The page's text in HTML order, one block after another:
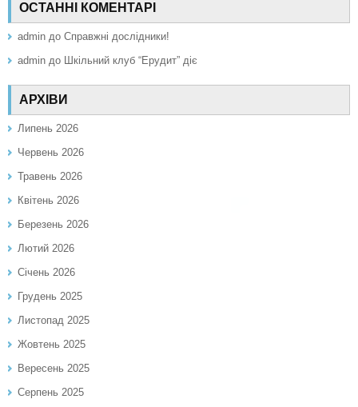
ОСТАННІ КОМЕНТАРІ
admin до Справжні дослідники!
admin до Шкільний клуб “Ерудит” діє
АРХІВИ
Липень 2026
Червень 2026
Травень 2026
Квітень 2026
Березень 2026
Лютий 2026
Січень 2026
Грудень 2025
Листопад 2025
Жовтень 2025
Вересень 2025
Серпень 2025